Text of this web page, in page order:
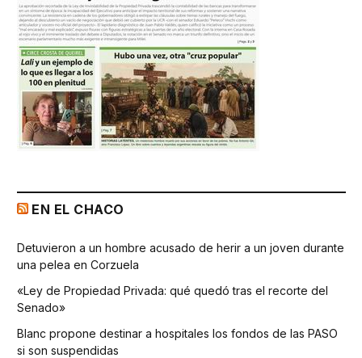
EN EL CHACO
Detuvieron a un hombre acusado de herir a un joven durante
una pelea en Corzuela
«Ley de Propiedad Privada: qué quedó tras el recorte del
Senado»
Blanc propone destinar a hospitales los fondos de las PASO
si son suspendidas